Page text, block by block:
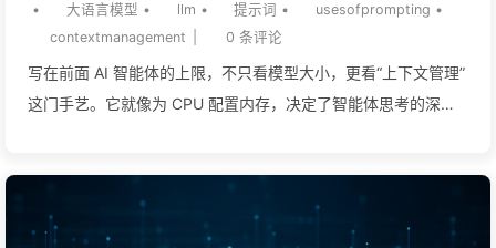
•
大语言模型 • llm • 提示词 • usesofprompting •
contextmanagement
0 条评论
写在前面 AI 智能体的上限，不只看模型大小，更看“上下文管理”
这门手艺。它就像为 CPU 配置内存，决定了智能体思考的深度
隔”四字诀管理 AI 上下文，把有限的“内存”用在刀刃上，实现降
本增效。 未来的竞争是系统效率的竞争。用多智能体架构“隔离”